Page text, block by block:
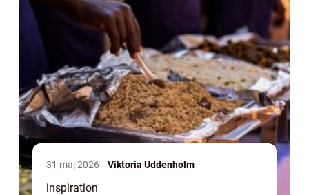
31 maj 2026 Viktoria Uddenholm
inspiration